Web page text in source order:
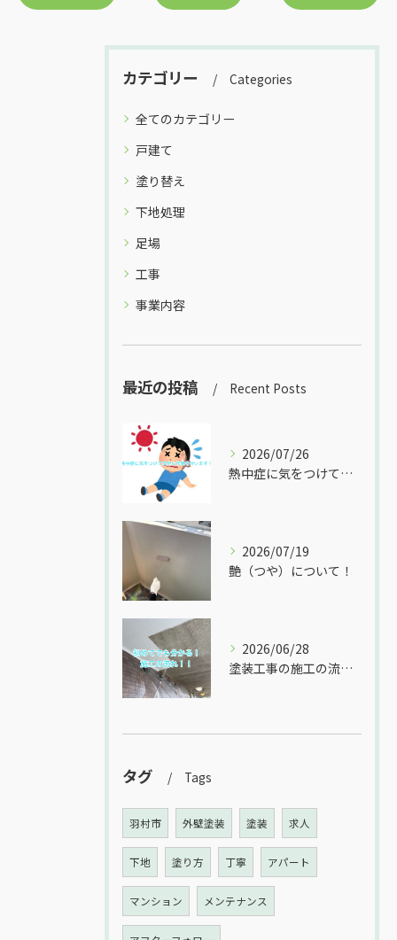
カテゴリー Categories
全てのカテゴリー
戸建て
塗り替え
下地処理
足場
工事
事業内容
最近の投稿 Recent Posts
2026/07/26
熱中症に気をつけて安全な作業を行います！
2026/07/19
艶（つや）について！
2026/06/28
塗装工事の施工の流れをご紹介！
タグ Tags
羽村市 外壁塗装 塗装 求人
下地 塗り方 丁寧 アパート
マンション メンテナンス